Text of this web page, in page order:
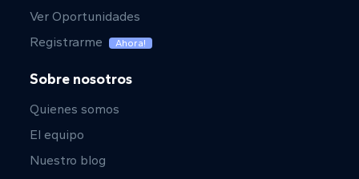
Ver Oportunidades
Registrarme
Ahora!
Sobre nosotros
Quienes somos
El equipo
Nuestro blog